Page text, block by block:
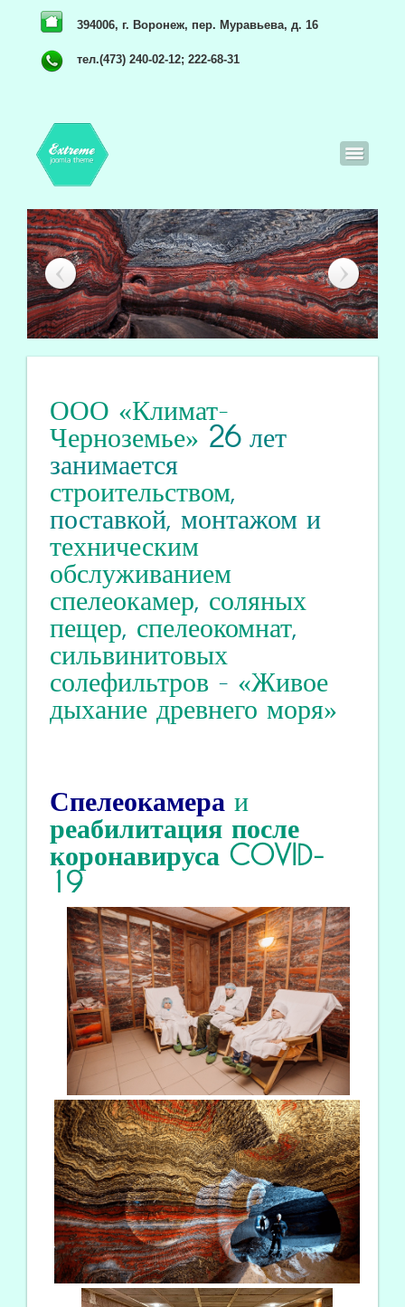
394006, г. Воронеж, пер. Муравьева, д. 16
тел.(473) 240-02-12; 222-68-31
ООО «Климат-
Черноземье» 26лет
занимается
строительством,
поставкой, монтажом и
техническим
обслуживанием
спелеокамер, соляных
пещер, спелеокомнат,
сильвинитовых
солефильтров - «Живое
дыхание древнего моря»
Спелеокамера и
реабилитацияпосле
коронавируса COVID-
19